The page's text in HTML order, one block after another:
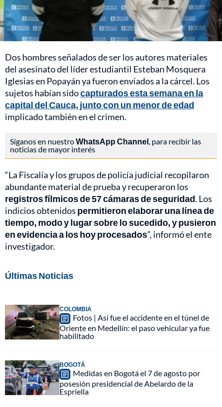
Dos hombres señalados de ser los autores materiales
del asesinato del líder estudiantil Esteban Mosquera
Iglesias en Popayán ya fueron enviados a la cárcel. Los
sujetos habían sidocapturados esta semana en la
capital del Cauca, junto con un menor de edad
implicado también en el crimen.
Síganos en nuestroWhatsApp Channel , para recibir las
noticias de mayor interés
“La Fiscalía y los grupos de policía judicial recopilaron
abundante material de prueba y recuperaron los
registros fílmicos de 57 cámaras de seguridad. Los
indicios obtenidos permitieron elaborar una línea de
tiempo, modo y lugar sobre lo sucedido, y pusieron
en evidencia a los hoy procesados”, informó el ente
investigador.
Últimas Noticias
COLOMBIA
Fotos | Así fue el accidente en el túnel de
Oriente en Medellín: el paso vehicular ya fue
habilitado
BOGOTÁ
Medidas en Bogotá el 7 de agosto por
posesión presidencial de Abelardo de la
Espriella